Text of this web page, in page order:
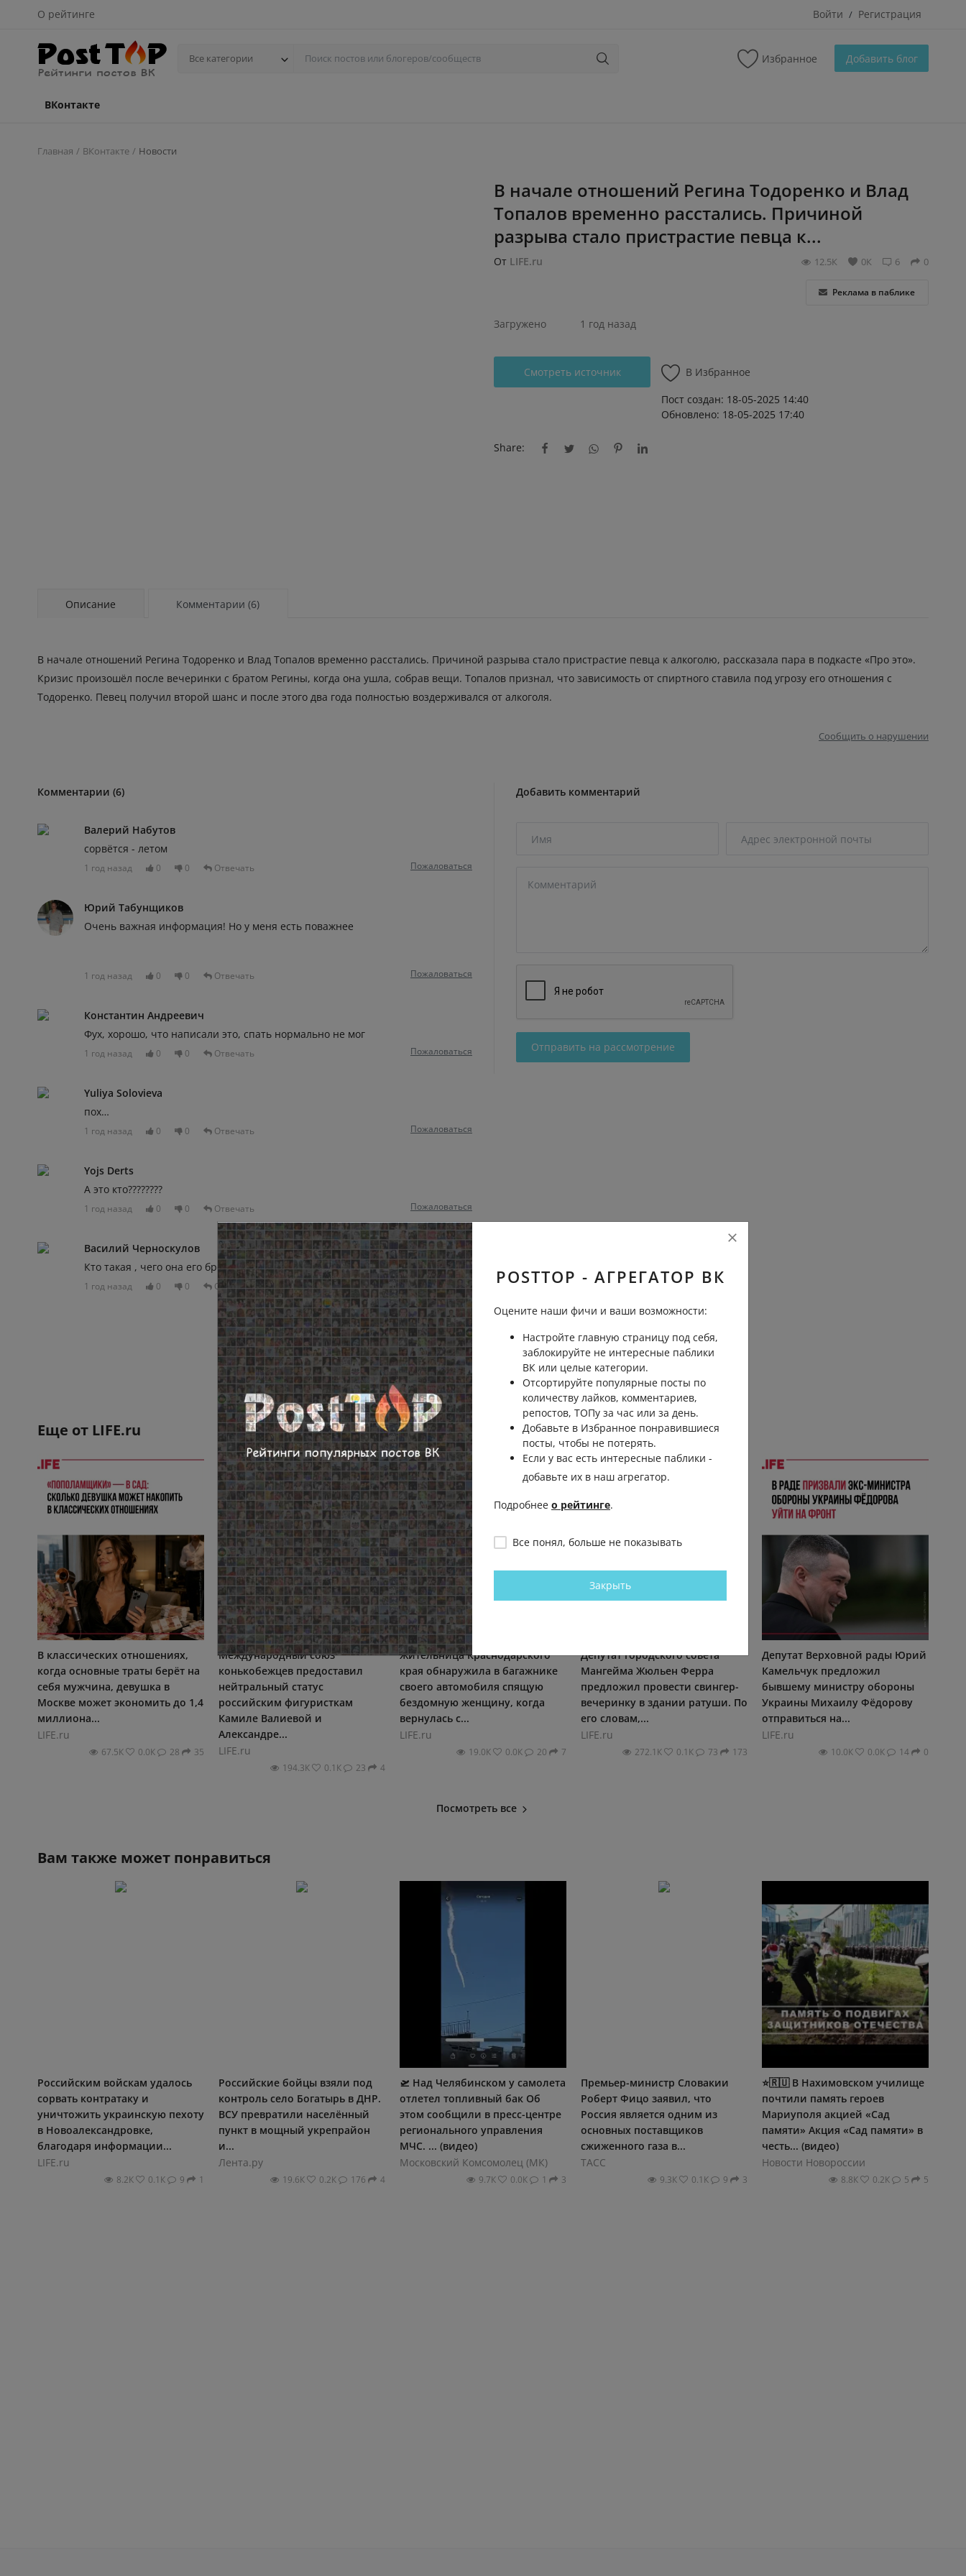
О рейтинге Войти / Регистрация
Все категории Избранное Добавить блог
ВКонтакте
Главная ВКонтакте Новости
В начале отношений Регина Тодоренко и Влад
Топалов временно расстались. Причиной
разрыва стало пристрастие певца к...
От LIFE.ru 0
6
0К
12.5К
Реклама в паблике
Загружено 1 год назад
Смотреть источник
В Избранное
Пост создан: 18-05-2025 14:40
Обновлено: 18-05-2025 17:40
Share:
Описание Комментарии (6)
В начале отношений Регина Тодоренко и Влад Топалов временно расстались. Причиной разрыва стало пристрастие певца к алкоголю, рассказала пара в подкасте «Про это».
Кризис произошёл после вечеринки с братом Регины, когда она ушла, собрав вещи. Топалов признал, что зависимость от спиртного ставила под угрозу его отношения с
Тодоренко. Певец получил второй шанс и после этого два года полностью воздерживался от алкоголя.
Сообщить о нарушении
Комментарии (6)
Валерий Набутов
сорвётся - летом
1 год назад 0 0 Отвечать Пожаловаться
Юрий Табунщиков
Очень важная информация! Но у меня есть поважнее
1 год назад 0 0 Отвечать Пожаловаться
Константин Андреевич
Фух, хорошо, что написали это, спать нормально не мог
1 год назад 0 0 Отвечать Пожаловаться
Yuliya Solovieva
пох…
1 год назад 0 0 Отвечать Пожаловаться
Yojs Derts
А это кто????????
1 год назад 0 0 Отвечать Пожаловаться
Василий Черноскулов
Кто такая , чего она его бросила !?
1 год назад 0 0 Отвечать Пожаловаться
Добавить комментарий
Отправить на рассмотрение
Еще от LIFE.ru
В классических отношениях,
когда основные траты берёт на
себя мужчина, девушка в
Москве может экономить до 1,4
миллиона...
LIFE.ru
67.5К 0.0К 28 35
Международный союз
конькобежцев предоставил
нейтральный статус
российским фигуристкам
Камиле Валиевой и
Александре...
LIFE.ru
194.3К 0.1К 23 4
Жительница Краснодарского
края обнаружила в багажнике
своего автомобиля спящую
бездомную женщину, когда
вернулась с...
LIFE.ru
19.0К 0.0К 20 7
Депутат городского совета
Мангейма Жюльен Ферра
предложил провести свингер-
вечеринку в здании ратуши. По
его словам,...
LIFE.ru
272.1К 0.1К 73 173
Депутат Верховной рады Юрий
Камельчук предложил
бывшему министру обороны
Украины Михаилу Фёдорову
отправиться на...
LIFE.ru
10.0К 0.0К 14 0
Посмотреть все
Вам также может понравиться
Российским войскам удалось
сорвать контратаку и
уничтожить украинскую пехоту
в Новоалександровке,
благодаря информации...
LIFE.ru
8.2К 0.1К 9 1
Российские бойцы взяли под
контроль село Богатырь в ДНР.
ВСУ превратили населённый
пункт в мощный укрепрайон
и...
Лента.ру
19.6К 0.2К 176 4
🛫 Над Челябинском у самолета
отлетел топливный бак Об
этом сообщили в пресс-центре
регионального управления
МЧС. ... (видео)
Московский Комсомолец (МК)
9.7К 0.0К 1 3
Премьер-министр Словакии
Роберт Фицо заявил, что
Россия является одним из
основных поставщиков
сжиженного газа в...
ТАСС
9.3К 0.1К 9 3
⭐️🇷🇺 В Нахимовском училище
почтили память героев
Мариуполя акцией «Сад
памяти» Акция «Сад памяти» в
честь... (видео)
Новости Новороссии
8.8К 0.2К 5 5
POSTTOP - АГРЕГАТОР ВК
Оцените наши фичи и ваши возможности:
Настройте главную страницу под себя,
заблокируйте не интересные паблики
ВК или целые категории.
Отсортируйте популярные посты по
количеству лайков, комментариев,
репостов, ТОПу за час или за день.
Добавьте в Избранное понравившиеся
посты, чтобы не потерять.
Если у вас есть интересные паблики -
добавьте их в наш агрегатор.
Подробнее о рейтинге.
Все понял, больше не показывать
Закрыть